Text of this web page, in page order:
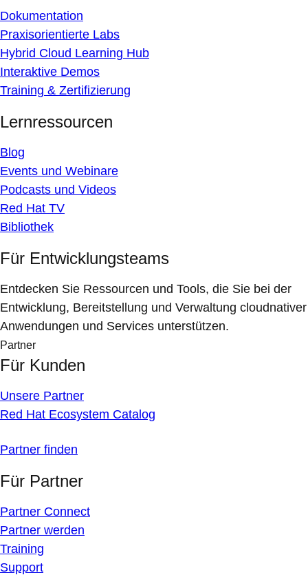
Dokumentation
Praxisorientierte Labs
Hybrid Cloud Learning Hub
Interaktive Demos
Training & Zertifizierung
Lernressourcen
Blog
Events und Webinare
Podcasts und Videos
Red Hat TV
Bibliothek
Für Entwicklungsteams
Entdecken Sie Ressourcen und Tools, die Sie bei der
Entwicklung, Bereitstellung und Verwaltung cloudnativer
Anwendungen und Services unterstützen.
Partner
Für Kunden
Unsere Partner
Red Hat Ecosystem Catalog
Partner finden
Für Partner
Partner Connect
Partner werden
Training
Support